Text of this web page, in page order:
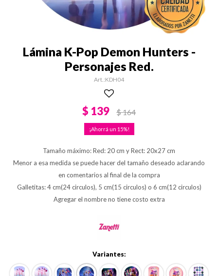
Lámina K-Pop Demon Hunters -
Personajes Red.
KDH04
$ 139 $164
15
Tamaño máximo: Red: 20 cm y Rect: 20x27 cm
Menor a esa medida se puede hacer del tamaño deseado aclarando
en comentarios al final de la compra
Galletitas: 4 cm(24 circulos), 5 cm(15 circulos) o 6 cm(12 circulos)
Agregar el nombre no tiene costo extra
Variantes: